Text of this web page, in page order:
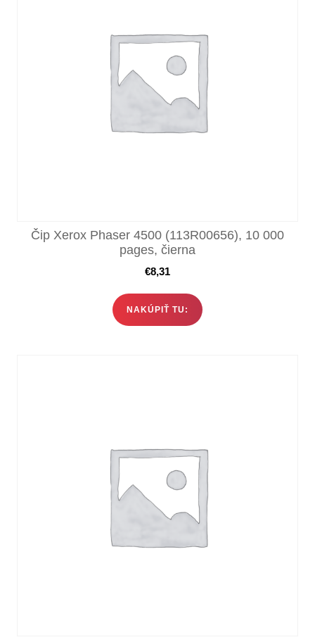
Čip Xerox Phaser 4500 (113R00656), 10 000
pages, čierna
€8,31
NAKÚPIŤ TU: